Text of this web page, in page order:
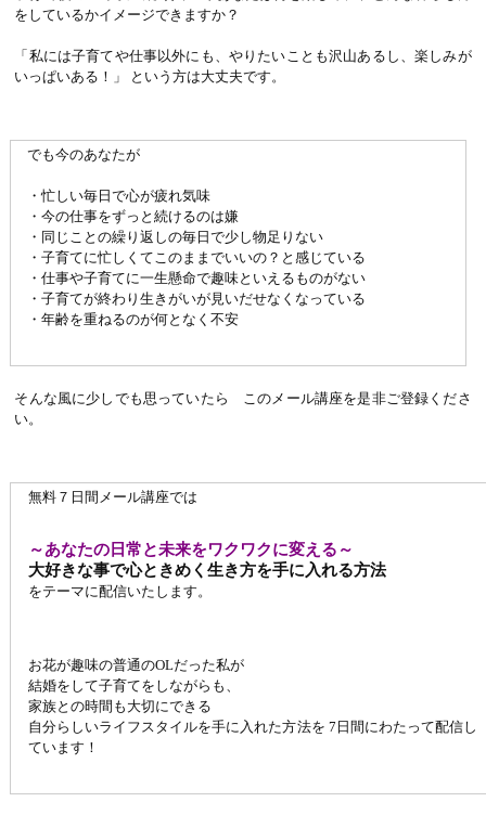
をしているかイメージできますか？
「私には子育てや仕事以外にも、やりたいことも沢山あるし、楽しみが
いっぱいある！」 という方は大丈夫です。
でも今のあなたが
・忙しい毎日で心が疲れ気味
・今の仕事をずっと続けるのは嫌
・同じことの繰り返しの毎日で少し物足りない
・子育てに忙しくてこのままでいいの？と感じている
・仕事や子育てに一生懸命で趣味といえるものがない
・子育てが終わり生きがいが見いだせなくなっている
・年齢を重ねるのが何となく不安
そんな風に少しでも思っていたら このメール講座を是非ご登録くださ
い。
無料７日間メール講座では
～あなたの日常と未来をワクワクに変える～
大好きな事で心ときめく生き方を手に入れる方法
をテーマに配信いたします。
お花が趣味の普通のOLだった私が
結婚をして子育てをしながらも、
家族との時間も大切にできる
自分らしいライフスタイルを手に入れた方法を 7日間にわたって配信し
ています！